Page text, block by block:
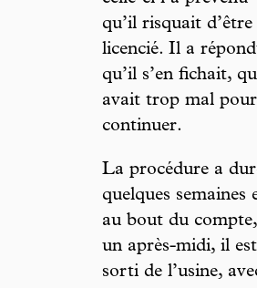
qu’il risquait d’être
licencié. Il a
qu’il s’en fichait,
avait trop mal pour
continuer.
La procédure a
quelques semaines
au bout du compte,
un après-midi, il est
sorti de l’usine,